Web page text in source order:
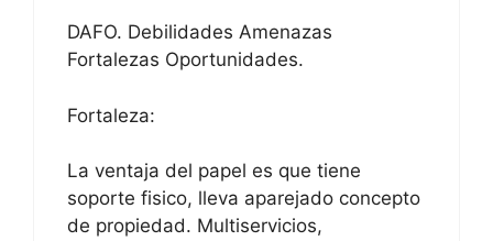
DAFO. Debilidades Amenazas
Fortalezas Oportunidades.
Fortaleza:
La ventaja del papel es que tiene
soporte fisico, lleva aparejado concepto
de propiedad. Multiservicios,